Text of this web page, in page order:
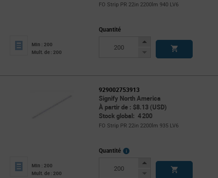
FO Strip PR 22in 2200lm 940 LV6
Min : 200
Mult. de : 200
Quantité
Increase
Decrease
929002753913
Signify North America
À partir de : $8.13 (USD)
Stock global: 4 200
FO Strip PR 22in 2200lm 935 LV6
Min : 200
Mult. de : 200
Quantité
More
Increase
Decrease